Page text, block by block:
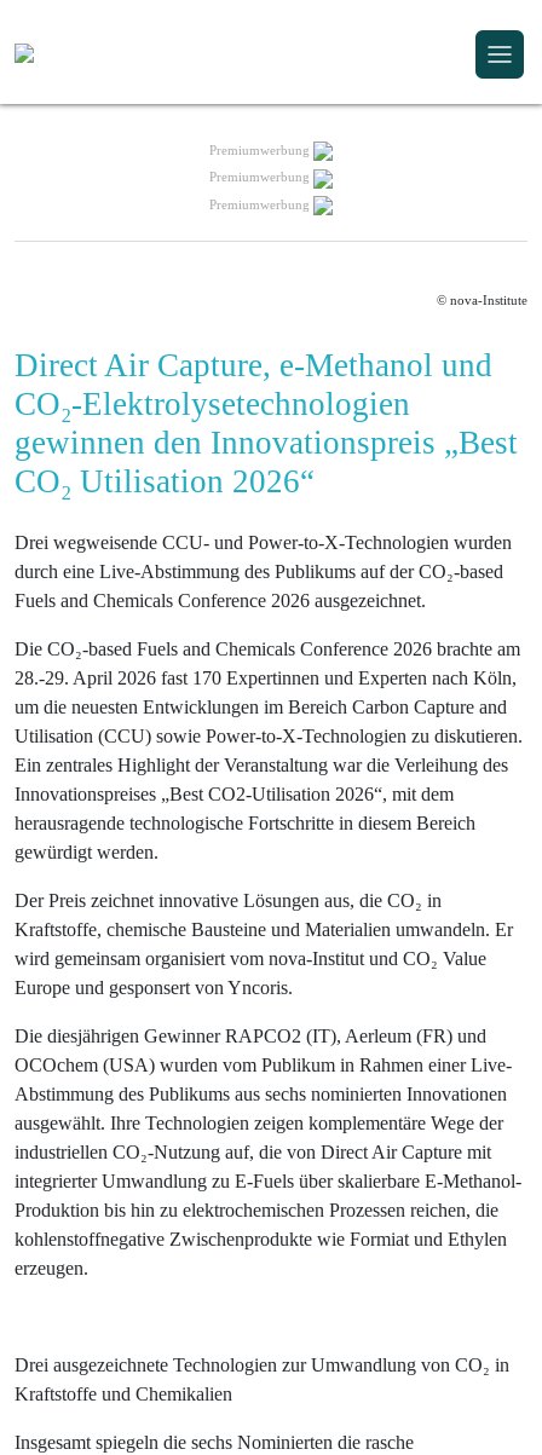
Premiumwerbung
Premiumwerbung
Premiumwerbung
© nova-Institute
Direct Air Capture, e-Methanol und
CO₂-Elektrolysetechnologien
gewinnen den Innovationspreis „Best
CO₂ Utilisation 2026“
Drei wegweisende CCU- und Power-to-X-Technologien wurden
durch eine Live-Abstimmung des Publikums auf der CO₂-based
Fuels and Chemicals Conference 2026 ausgezeichnet.
Die CO₂-based Fuels and Chemicals Conference 2026 brachte am
28.-29. April 2026 fast 170 Expertinnen und Experten nach Köln,
um die neuesten Entwicklungen im Bereich Carbon Capture and
Utilisation (CCU) sowie Power-to-X-Technologien zu diskutieren.
Ein zentrales Highlight der Veranstaltung war die Verleihung des
Innovationspreises „Best CO2-Utilisation 2026“, mit dem
herausragende technologische Fortschritte in diesem Bereich
gewürdigt werden.
Der Preis zeichnet innovative Lösungen aus, die CO₂ in
Kraftstoffe, chemische Bausteine und Materialien umwandeln. Er
wird gemeinsam organisiert vom nova-Institut und CO₂ Value
Europe und gesponsert von Yncoris.
Die diesjährigen Gewinner RAPCO2 (IT), Aerleum (FR) und
OCOchem (USA) wurden vom Publikum in Rahmen einer Live-
Abstimmung des Publikums aus sechs nominierten Innovationen
ausgewählt. Ihre Technologien zeigen komplementäre Wege der
industriellen CO₂-Nutzung auf, die von Direct Air Capture mit
integrierter Umwandlung zu E-Fuels über skalierbare E-Methanol-
Produktion bis hin zu elektrochemischen Prozessen reichen, die
kohlenstoffnegative Zwischenprodukte wie Formiat und Ethylen
erzeugen.
Drei ausgezeichnete Technologien zur Umwandlung von CO₂ in
Kraftstoffe und Chemikalien
Insgesamt spiegeln die sechs Nominierten die rasche